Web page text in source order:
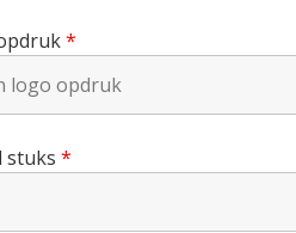
*
stuks*